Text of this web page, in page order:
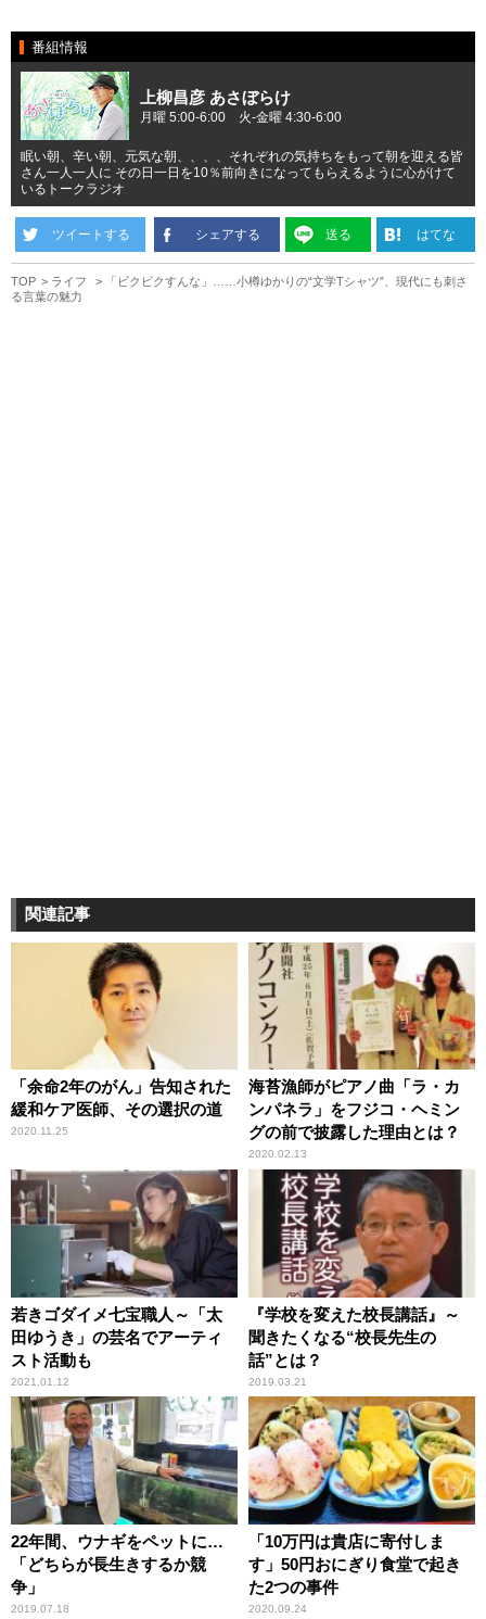
番組情報
上柳昌彦 あさぼらけ
月曜 5:00-6:00 火-金曜 4:30-6:00
眠い朝、辛い朝、元気な朝、、、、それぞれの気持ちをもって朝を迎える皆
さん一人一人に その日一日を10％前向きになってもらえるように心がけて
いるトークラジオ
ツイートする シェアする 送る はてな
TOP ライフ
「ビクビクすんな」……小樽ゆかりの“文学Tシャツ”、現代にも刺さ
る言葉の魅力
関連記事
「余命2年のがん」告知された
緩和ケア医師、その選択の道
2020.11.25
海苔漁師がピアノ曲「ラ・カ
ンパネラ」をフジコ・ヘミン
グの前で披露した理由とは？
2020.02.13
若きゴダイメ七宝職人～「太
田ゆうき」の芸名でアーティ
スト活動も
2021.01.12
『学校を変えた校長講話』～
聞きたくなる“校長先生の
話”とは？
2019.03.21
22年間、ウナギをペットに…
「どちらが長生きするか競
争」
2019.07.18
「10万円は貴店に寄付しま
す」50円おにぎり食堂で起き
た2つの事件
2020.09.24